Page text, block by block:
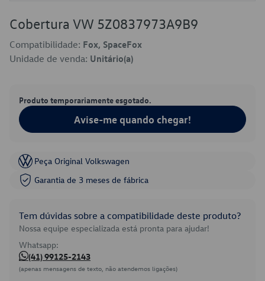
Cobertura VW 5Z0837973A9B9
Compatibilidade: Fox, SpaceFox
Unidade de venda: Unitário(a)
Produto temporariamente esgotado.
Avise-me quando chegar!
Peça Original Volkswagen
Garantia de 3 meses de fábrica
Tem dúvidas sobre a compatibilidade deste produto?
Nossa equipe especializada está pronta para ajudar!
Whatsapp:
(41) 99125-2143
(apenas mensagens de texto, não atendemos ligações)